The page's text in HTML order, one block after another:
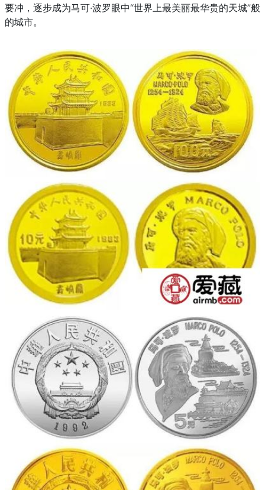
要冲，逐步成为马可·波罗眼中“世界上最美丽最华贵的天城”般
的城市。